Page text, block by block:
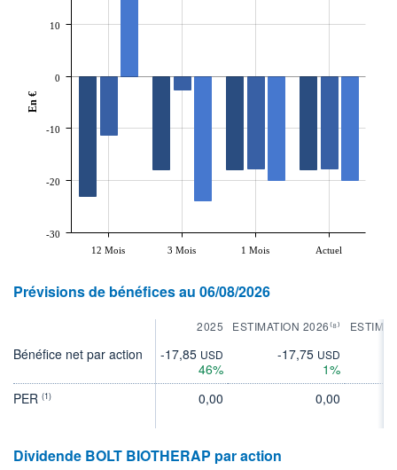
12 Mois 3 Mois 1 Mois Actuel
-30
-20
-10
0
10
En €
Prévisions de bénéfices au 06/08/2026
2025 ESTIMATION 2026⁽⁸⁾
Bénéfice net par action -17,85 USD
46%
-17,75 USD
1%
PER (1) 0,00 0,00
Dividende BOLT BIOTHERAP par action